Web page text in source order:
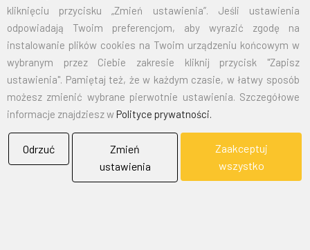
kliknięciu przycisku „Zmień ustawienia”. Jeśli ustawienia
odpowiadają Twoim preferencjom, aby wyrazić zgodę na
instalowanie plików cookies na Twoim urządzeniu końcowym w
wybranym przez Ciebie zakresie kliknij przycisk "Zapisz
ustawienia". Pamiętaj też, że w każdym czasie, w łatwy sposób
możesz zmienić wybrane pierwotnie ustawienia. Szczegółowe
informacje znajdziesz wPolityce prywatności.
Odrzuć
Zmień
ustawienia
Zaakceptuj
wszystko
150X240 151,50 186,35
EMAIL:marketing@bielflag.pl,biuro@bielflag.pl
TELEFON:
600 42 11 90,33/816 21 78